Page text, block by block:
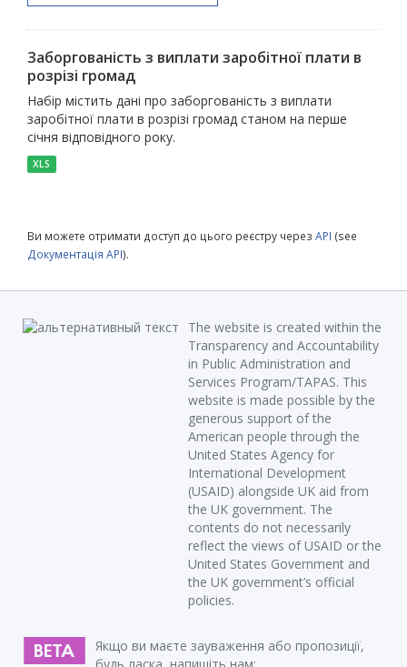
Заборгованість з виплати заробітної плати в
розрізі громад
Набір містить дані про заборгованість з виплати
заробітної плати в розрізі громад станом на перше
січня відповідного року.
XLS
Ви можете отримати доступ до цього реєстру через API (see
Документація API).
The website is created within the
Transparency and Accountability
in Public Administration and
Services Program/TAPAS. This
website is made possible by the
generous support of the
American people through the
United States Agency for
International Development
(USAID) alongside UK aid from
the UK government. The
contents do not necessarily
reflect the views of USAID or the
United States Government and
the UK government’s official
policies.
Якщо ви маєте зауваження або пропозиції,